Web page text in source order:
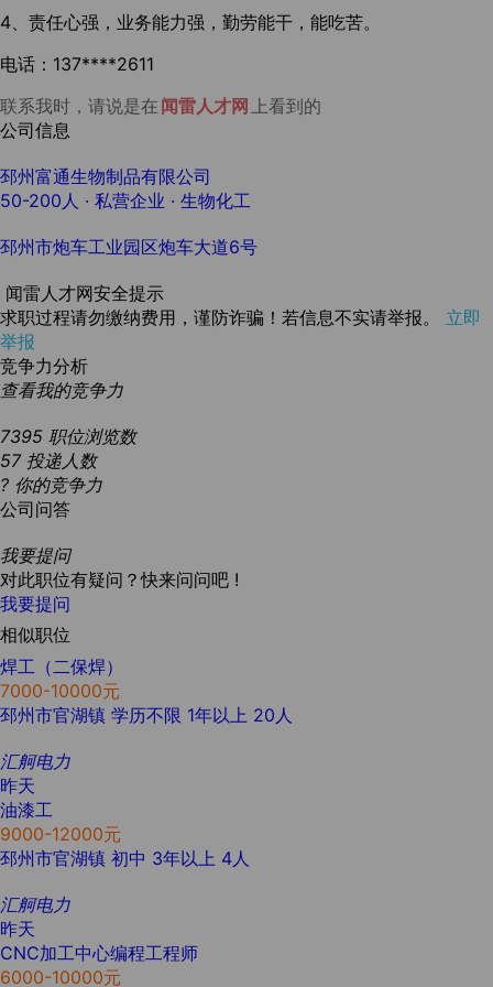
4、责任心强，业务能力强，勤劳能干，能吃苦。
电话：137****2611
联系我时，请说是在 闻雷人才网 上看到的
公司信息
邳州富通生物制品有限公司
50-200人 · 私营企业 · 生物化工
邳州市炮车工业园区炮车大道6号
闻雷人才网安全提示
求职过程请勿缴纳费用，谨防诈骗！若信息不实请举报。 立即
举报
竞争力分析
查看我的竞争力
7395 职位浏览数
57 投递人数
? 你的竞争力
公司问答
我要提问
对此职位有疑问？快来问问吧 !
我要提问
相似职位
焊工（二保焊）
7000-10000元
邳州市官湖镇 学历不限 1年以上 20人
汇舸电力
昨天
油漆工
9000-12000元
邳州市官湖镇 初中 3年以上 4人
汇舸电力
昨天
CNC加工中心编程工程师
6000-10000元